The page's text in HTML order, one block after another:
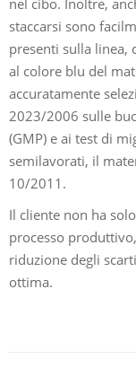
staccarsi sono
presenti sulla linea,
al colore blu del
accuratamente
2023/2006 sulle
(GMP) e ai test di
semilavorati, il
10/2011.
Il cliente non ha
processo
riduzione degli
ottima.